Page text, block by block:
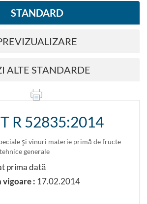
STANDARD
ALTE STANDARDE
R 52835:2014
şi vinuri materie primă de fructe
generale
prima dată
: 17.02.2014